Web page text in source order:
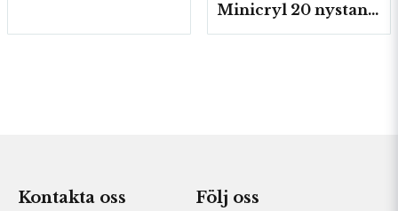
Minicryl 20 nystan a25g./fp.
Kontakta oss Följ oss